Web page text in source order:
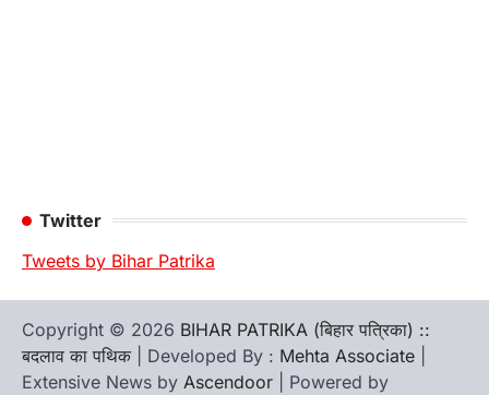
Twitter
Tweets by Bihar Patrika
Copyright © 2026 BIHAR PATRIKA (बिहार पत्रिका) ::
बदलाव का पथिक | Developed By : Mehta Associate
Extensive News by Ascendoor | Powered by